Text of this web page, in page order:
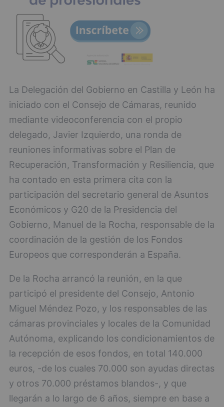
La Delegación del Gobierno en Castilla y León ha
iniciado con el Consejo de Cámaras, reunido
mediante videoconferencia con el propio
delegado, Javier Izquierdo, una ronda de
reuniones informativas sobre el Plan de
Recuperación, Transformación y Resiliencia, que
ha contado en esta primera cita con la
participación del secretario general de Asuntos
Económicos y G20 de la Presidencia del
Gobierno, Manuel de la Rocha, responsable de la
coordinación de la gestión de los Fondos
Europeos que corresponderán a España.
De la Rocha arrancó la reunión, en la que
participó el presidente del Consejo, Antonio
Miguel Méndez Pozo, y los responsables de las
cámaras provinciales y locales de la Comunidad
Autónoma, explicando los condicionamientos de
la recepción de esos fondos, en total 140.000
euros, -de los cuales 70.000 son ayudas directas
y otros 70.000 préstamos blandos-, y que
llegarán a lo largo de 6 años, siempre en base a